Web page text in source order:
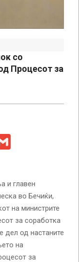
со
Процесот за
и главен
во Бечиќи,
на министрите
за соработка
дел од настаните
на
за